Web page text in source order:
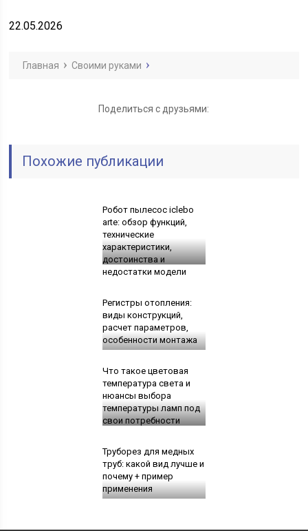
22.05.2026
Главная Своими руками
Поделиться с друзьями:
Похожие публикации
Робот пылесос iclebo
arte: обзор функций,
технические
характеристики,
достоинства и
недостатки модели
Регистры отопления:
виды конструкций,
расчет параметров,
особенности монтажа
Что такое цветовая
температура света и
нюансы выбора
температуры ламп под
свои потребности
Труборез для медных
труб: какой вид лучше и
почему + пример
применения